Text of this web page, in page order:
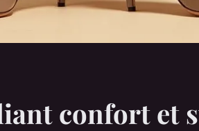
confort et